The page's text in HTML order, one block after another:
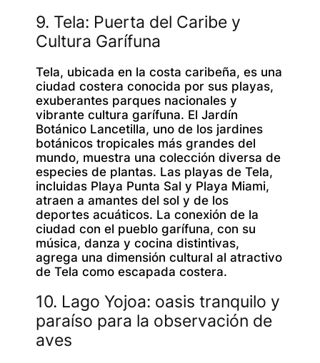
9. Tela: Puerta del Caribe y
Cultura Garífuna
Tela, ubicada en la costa caribeña, es una
ciudad costera conocida por sus playas,
exuberantes parques nacionales y
vibrante cultura garífuna. El Jardín
Botánico Lancetilla, uno de los jardines
botánicos tropicales más grandes del
mundo, muestra una colección diversa de
especies de plantas. Las playas de Tela,
incluidas Playa Punta Sal y Playa Miami,
atraen a amantes del sol y de los
deportes acuáticos. La conexión de la
ciudad con el pueblo garífuna, con su
música, danza y cocina distintivas,
agrega una dimensión cultural al atractivo
de Tela como escapada costera.
10. Lago Yojoa: oasis tranquilo y
paraíso para la observación de
aves